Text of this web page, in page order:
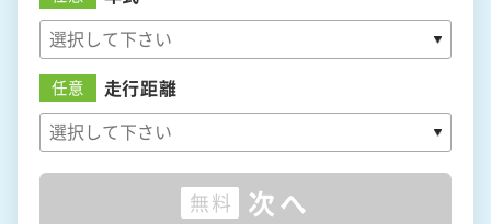
任意 走行距離
無料 次へ